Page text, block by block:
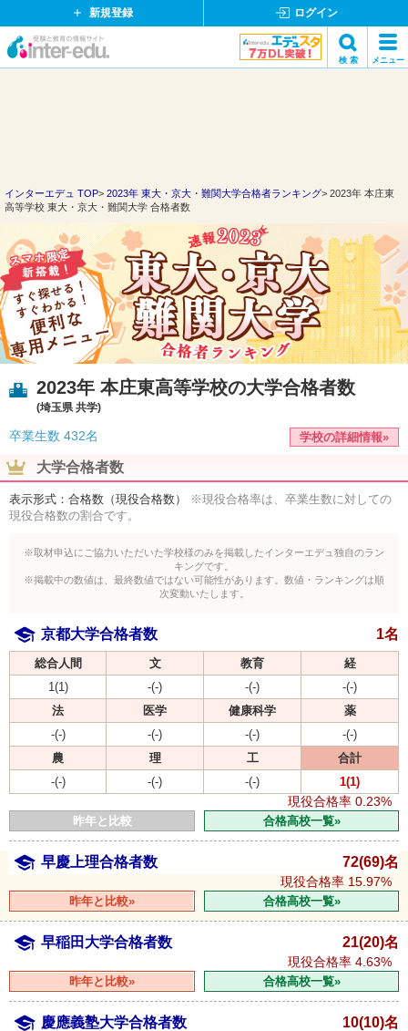
新規登録 ログイン
イ
ド
ッ
ト
コ
ム
検 索 メニュー
インターエデュ TOP 2023年 東大・京大・難関大学合格者ランキング
2023年 本庄東
高等学校 東大・京大・難関大学 合格者数
2023年 本庄東高等学校の大学合格者数
(埼玉県 共学)
卒業生数 432名 学校の詳細情報»
大学合格者数
表示形式：合格数（現役合格数）
※現役合格率は、卒業生数に対しての
現役合格数の割合です。
※取材申込にご協力いただいた学校様のみを掲載したインターエデュ独自のラン
キングです。
※掲載中の数値は、最終数値ではない可能性があります。数値・ランキングは順
次変動いたします。
京都大学合格者数 1名
総合人間 文 教育
経
1(1)
-(-) -(-)
-(-)
法
医学 健康科学
薬
-(-)
-(-) -(-)
-(-)
農
理 工
合計
-(-)
-(-) -(-) 1(1)
現役合格率 0.23%
昨年と比較 合格高校一覧»
早慶上理合格者数 72(69)名
現役合格率 15.97%
昨年と比較» 合格高校一覧»
早稲田大学合格者数 21(20)名
現役合格率 4.63%
昨年と比較» 合格高校一覧»
慶應義塾大学合格者数 10(10)名